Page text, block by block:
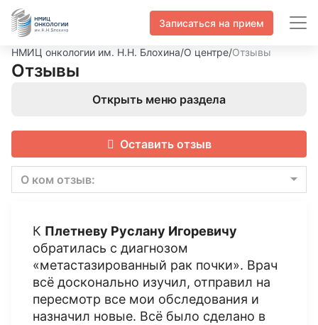
Записаться на прием
НМИЦ онкологии им. Н.Н. Блохина/О центре/Отзывы
Отзывы
Открыть меню раздела
Оставить отзыв
О ком отзыв:
К Плетневу Руслану Игоревичу
обратилась с диагнозом
«метастазированный рак почки». Врач
всё досконально изучил, отправил на
пересмотр все мои обследования и
назначил новые. Всё было сделано в